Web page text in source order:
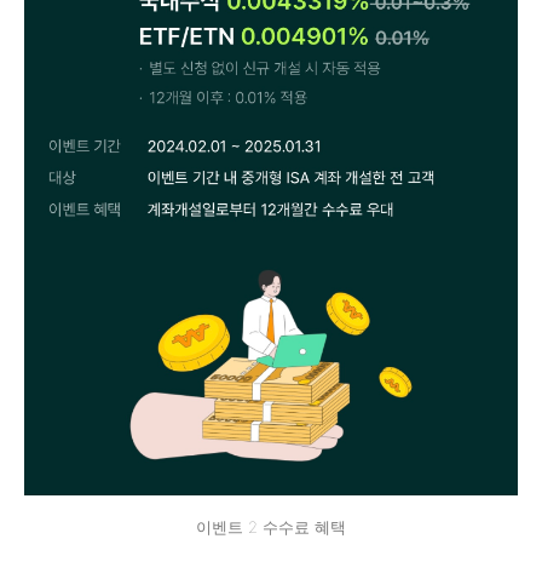
이벤트 2 수수료 혜택